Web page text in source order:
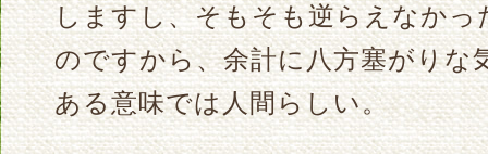
しますし、そもそも逆らえなか
のですから、余計に八方塞がりな
ある意味では人間らしい。